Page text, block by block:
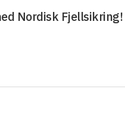
Nordisk Fjellsikring!